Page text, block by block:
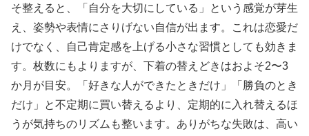
そ整えると、「自分を大切にしている」という感覚が芽生
え、姿勢や表情にさりげない自信が出ます。これは恋愛だ
けでなく、自己肯定感を上げる小さな習慣としても効きま
す。枚数にもよりますが、下着の替えどきはおよそ2〜3
か月が目安。「好きな人ができたときだけ」「勝負のとき
だけ」と不定期に買い替えるより、定期的に入れ替えるほ
うが気持ちのリズムも整います。ありがちな失敗は、高い